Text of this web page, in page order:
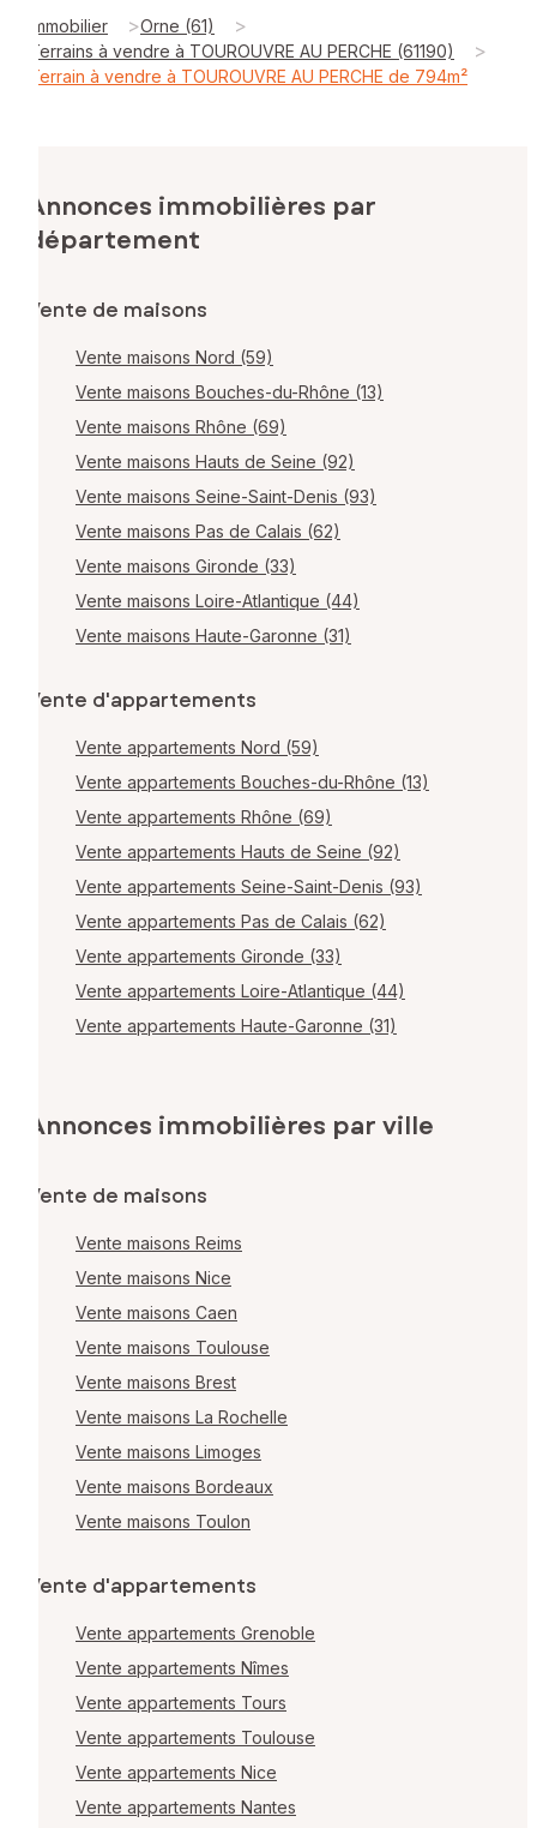
Immobilier >Orne (61) >
Terrains à vendre à TOUROUVRE AU PERCHE (61190) >
Terrain à vendre à TOUROUVRE AU PERCHE de 794m²
Annonces immobilières par
département
Vente de maisons
Vente maisons Nord (59)
Vente maisons Bouches-du-Rhône (13)
Vente maisons Rhône (69)
Vente maisons Hauts de Seine (92)
Vente maisons Seine-Saint-Denis (93)
Vente maisons Pas de Calais (62)
Vente maisons Gironde (33)
Vente maisons Loire-Atlantique (44)
Vente maisons Haute-Garonne (31)
Vente d'appartements
Vente appartements Nord (59)
Vente appartements Bouches-du-Rhône (13)
Vente appartements Rhône (69)
Vente appartements Hauts de Seine (92)
Vente appartements Seine-Saint-Denis (93)
Vente appartements Pas de Calais (62)
Vente appartements Gironde (33)
Vente appartements Loire-Atlantique (44)
Vente appartements Haute-Garonne (31)
Annonces immobilières par ville
Vente de maisons
Vente maisons Reims
Vente maisons Nice
Vente maisons Caen
Vente maisons Toulouse
Vente maisons Brest
Vente maisons La Rochelle
Vente maisons Limoges
Vente maisons Bordeaux
Vente maisons Toulon
Vente d'appartements
Vente appartements Grenoble
Vente appartements Nîmes
Vente appartements Tours
Vente appartements Toulouse
Vente appartements Nice
Vente appartements Nantes